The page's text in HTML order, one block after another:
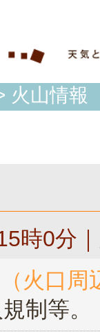
火山情報
時0分
火口周
制等。